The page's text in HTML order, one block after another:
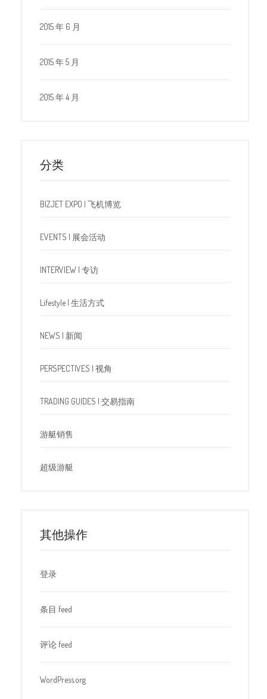
2015 年 6 月
2015 年 5 月
2015 年 4 月
分类
BIZJET EXPO | 飞机博览
EVENTS | 展会活动
INTERVIEW | 专访
Lifestyle | 生活方式
NEWS | 新闻
PERSPECTIVES | 视角
TRADING GUIDES | 交易指南
游艇销售
超级游艇
其他操作
登录
条目 feed
评论 feed
WordPress.org